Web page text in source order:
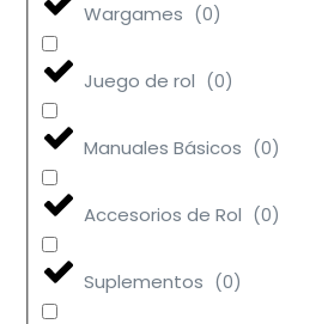
Wargames (0)
Juego de rol (0)
Manuales Básicos (0)
Accesorios de Rol (0)
Suplementos (0)